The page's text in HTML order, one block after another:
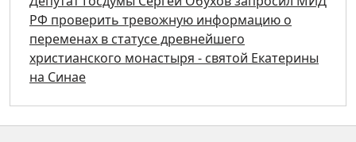
РФ проверить тревожную информацию о
переменах в статусе древнейшего
христианского монастыря - святой Екатерины
на Синае